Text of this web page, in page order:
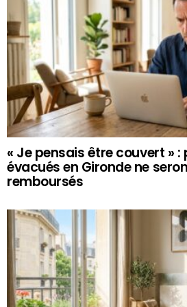
« Je pensais être couvert » :
évacués en Gironde ne
remboursés